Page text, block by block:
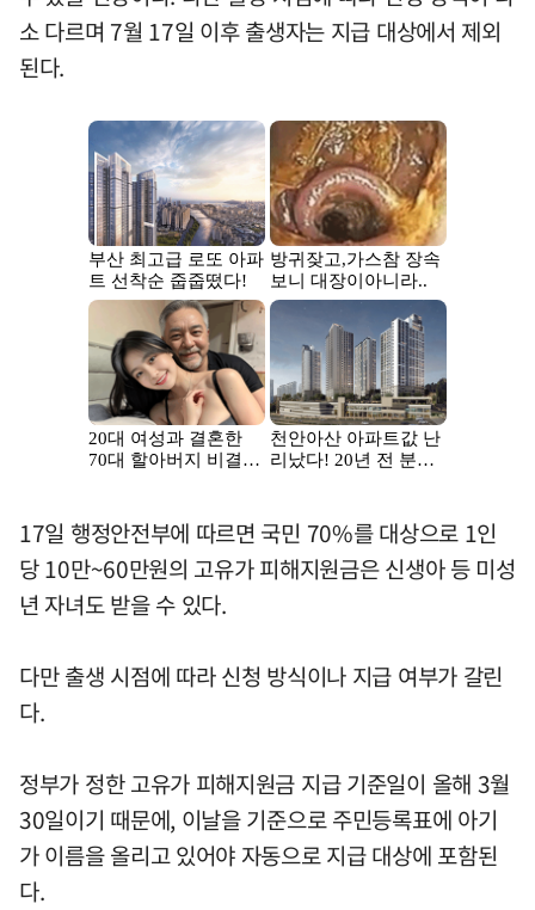
소 다르며 7월 17일 이후 출생자는 지급 대상에서 제외
된다.
17일 행정안전부에 따르면 국민 70%를 대상으로 1인
당 10만~60만원의 고유가 피해지원금은 신생아 등 미성
년 자녀도 받을 수 있다.
다만 출생 시점에 따라 신청 방식이나 지급 여부가 갈린
다.
정부가 정한 고유가 피해지원금 지급 기준일이 올해 3월
30일이기 때문에, 이날을 기준으로 주민등록표에 아기
가 이름을 올리고 있어야 자동으로 지급 대상에 포함된
다.